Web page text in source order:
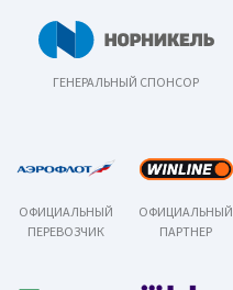
ГЕНЕРАЛЬНЫЙ СПОНСОР
ОФИЦИАЛЬНЫЙ
ПЕРЕВОЗЧИК
ОФИЦИАЛЬНЫЙ
ПАРТНЕР